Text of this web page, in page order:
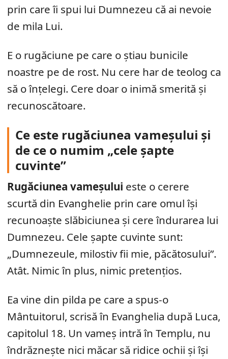
prin care îi spui lui Dumnezeu că ai nevoie
de mila Lui.
E o rugăciune pe care o știau bunicile
noastre pe de rost. Nu cere har de teolog ca
să o înțelegi. Cere doar o inimă smerită și
recunoscătoare.
Ce este rugăciunea vameșului și
de ce o numim „cele șapte
cuvinte”
Rugăciunea vameșului este o cerere
scurtă din Evanghelie prin care omul își
recunoaște slăbiciunea și cere îndurarea lui
Dumnezeu. Cele șapte cuvinte sunt:
„Dumnezeule, milostiv fii mie, păcătosului”.
Atât. Nimic în plus, nimic pretențios.
Ea vine din pilda pe care a spus-o
Mântuitorul, scrisă în Evanghelia după Luca,
capitolul 18. Un vameș intră în Templu, nu
îndrăznește nici măcar să ridice ochii și își